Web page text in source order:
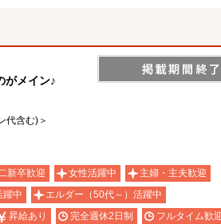
メイン♪
代含む)＞
新卒歓迎 女性活躍中
主婦・主夫歓迎
躍中
エルダー（50代～）活躍中
昇給あり 完全週休2日制
フルタイム歓